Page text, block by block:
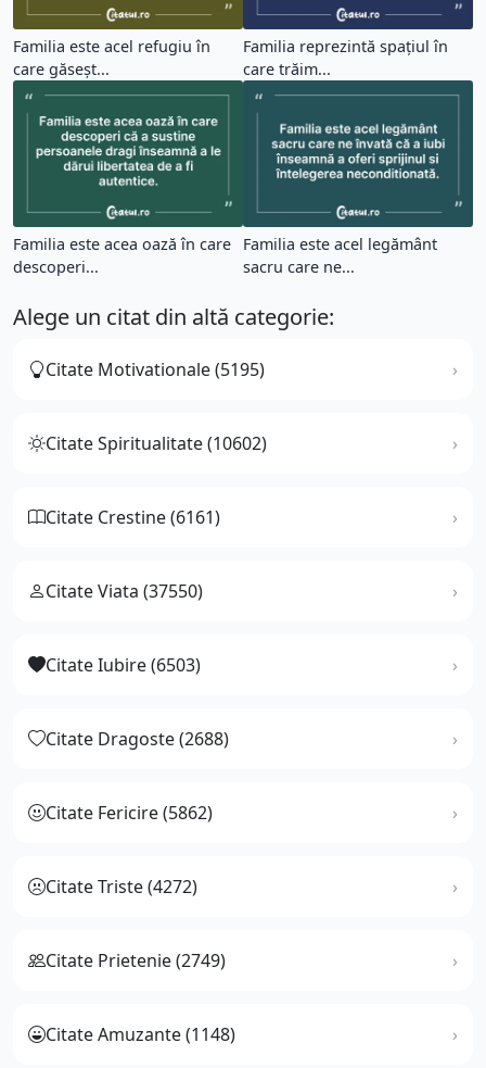
Familia este acel refugiu în
care găseșt...
Familia reprezintă spațiul în
care trăim...
Familia este acea oază în care
descoperi...
Familia este acel legământ
sacru care ne...
Alege un citat din altă categorie:
Citate Motivationale (5195)
Citate Spiritualitate (10602)
Citate Crestine (6161)
Citate Viata (37550)
Citate Iubire (6503)
Citate Dragoste (2688)
Citate Fericire (5862)
Citate Triste (4272)
Citate Prietenie (2749)
Citate Amuzante (1148)